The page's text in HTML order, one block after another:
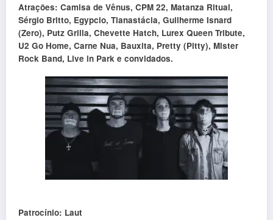
Atrações: Camisa de Vênus, CPM 22, Matanza Ritual,
Sérgio Britto, Egypcio, Tianastácia, Guilherme Isnard
(Zero), Putz Grilla, Chevette Hatch, Lurex Queen Tribute,
U2 Go Home, Carne Nua, Bauxita, Pretty (Pitty), Mister
Rock Band, Live in Park e convidados.
Patrocínio: Laut